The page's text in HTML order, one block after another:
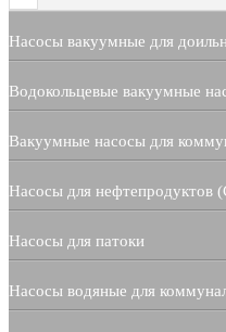
Насосы вакуумные для
Водокольцевые вакуумные
Вакуумные насосы для
Насосы для
Насосы для патоки
Насосы водяные для